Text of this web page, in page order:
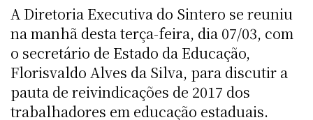
A Diretoria Executiva do Sintero se reuniu
na manhã desta terça-feira, dia 07/03, com
o secretário de Estado da Educação,
Florisvaldo Alves da Silva, para discutir a
pauta de reivindicações de 2017 dos
trabalhadores em educação estaduais.